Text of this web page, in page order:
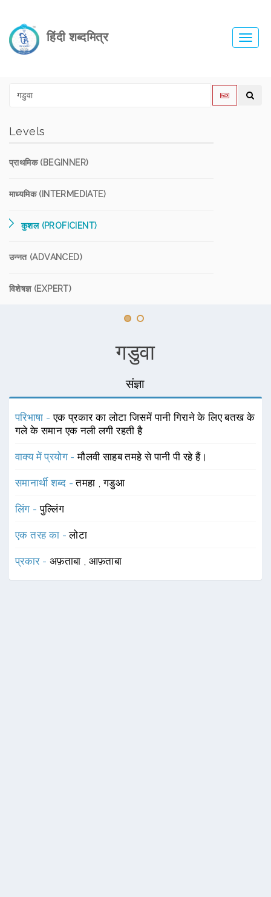
हिंदी शब्दमित्र
Levels
प्राथमिक (BEGINNER)
माध्यमिक (INTERMEDIATE)
कुशल (PROFICIENT)
उन्नत (ADVANCED)
विशेषज्ञ (EXPERT)
गडुवा
संज्ञा
परिभाषा -एक प्रकार का लोटा जिसमें पानी गिराने के लिए बतख के
गले के समान एक नली लगी रहती है
वाक्य में प्रयोग -मौलवी साहब तमहे से पानी पी रहे हैं।
समानार्थी शब्द -तमहा ,गडुआ
लिंग -पुल्लिंग
एक तरह का -लोटा
प्रकार - अफ़ताबा , आफ़ताबा